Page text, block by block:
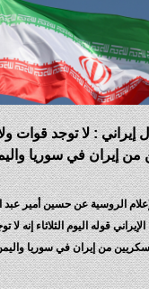
: لا توجد قوات ولا
إيران في سوريا
الروسية عن حسين أمير عبد
قوله اليوم الثلاثاء إنه لا
من إيران في سوريا واليمن.